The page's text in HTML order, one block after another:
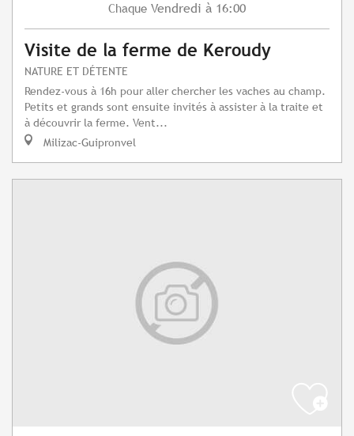
Chaque Vendredi à 16:00
Visite de la ferme de Keroudy
NATURE ET DÉTENTE
Rendez-vous à 16h pour aller chercher les vaches au champ.
Petits et grands sont ensuite invités à assister à la traite et
à découvrir la ferme. Vent...
Milizac-Guipronvel